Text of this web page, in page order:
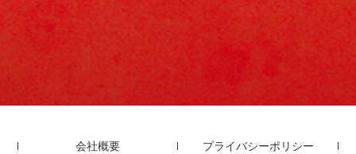
会社概要 プライバシーポリシー